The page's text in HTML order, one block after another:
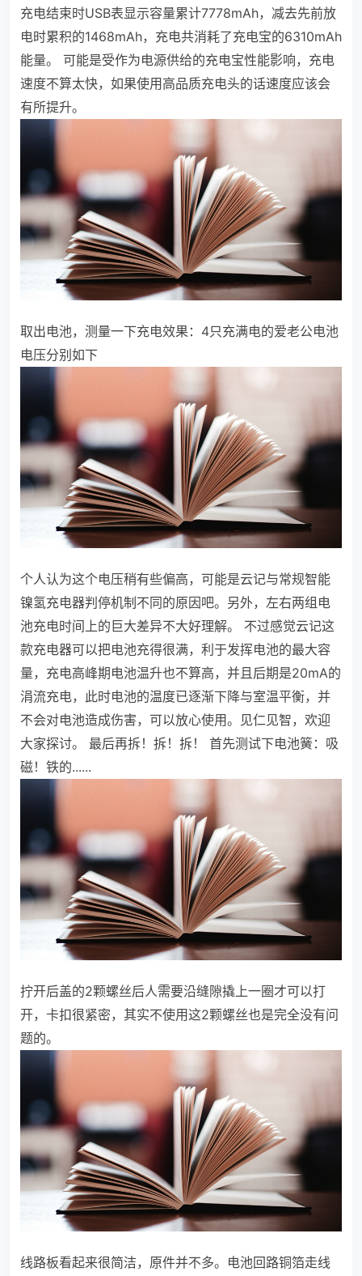
充电结束时USB表显示容量累计7778mAh，减去先前放
电时累积的1468mAh，充电共消耗了充电宝的6310mAh
能量。
可能是受作为电源供给的充电宝性能影响，充电
速度不算太快，如果使用高品质充电头的话速度应该会
有所提升。
取出电池，测量一下充电效果：4只充满电的爱老公电池
电压分别如下
个人认为这个电压稍有些偏高，可能是云记与常规智能
镍氢充电器判停机制不同的原因吧。另外，左右两组电
池充电时间上的巨大差异不大好理解。
不过感觉云记这
款充电器可以把电池充得很满，利于发挥电池的最大容
量，充电高峰期电池温升也不算高，并且后期是20mA的
涓流充电，此时电池的温度已逐渐下降与室温平衡，并
不会对电池造成伤害，可以放心使用。见仁见智，欢迎
大家探讨。
最后再拆！拆！拆！
首先测试下电池簧：吸
磁！铁的......
拧开后盖的2颗螺丝后人需要沿缝隙撬上一圈才可以打
开，卡扣很紧密，其实不使用这2颗螺丝也是完全没有问
题的。
线路板看起来很简洁，原件并不多。电池回路铜箔走线